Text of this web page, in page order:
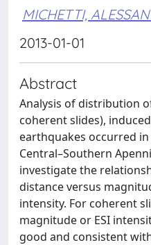
MICHETTI,
2013-01-01
Abstract
Analysis of distribution
coherent slides),
earthquakes occurred
Central–Southern
investigate the
distance versus
intensity. For coherent
magnitude or ESI
good and consistent